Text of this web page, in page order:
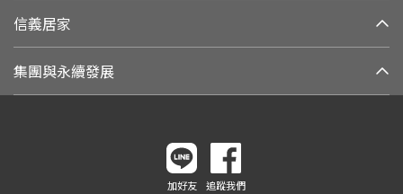
信義居家
集團與永續發展
加好友 追蹤我們